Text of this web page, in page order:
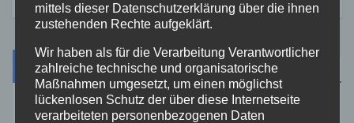
Suche
mittels dieser Datenschutzerklärung über die ihnen
zustehenden Rechte aufgeklärt.
Wir haben als für die Verarbeitung Verantwortlicher
zahlreiche technische und organisatorische
Maßnahmen umgesetzt, um einen möglichst
lückenlosen Schutz der über diese Internetseite
verarbeiteten personenbezogenen Daten